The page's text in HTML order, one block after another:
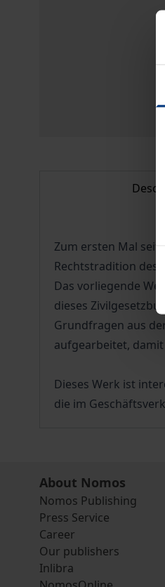
Zum ersten Mal seit
Rechtstradition des
Das vorliegende
dieses
Grundfragen aus
aufgearbeitet,
Dieses Werk ist
die im
About Nomos
Nomos Publishing
Press Service
Career
Our publishers
Inlibra